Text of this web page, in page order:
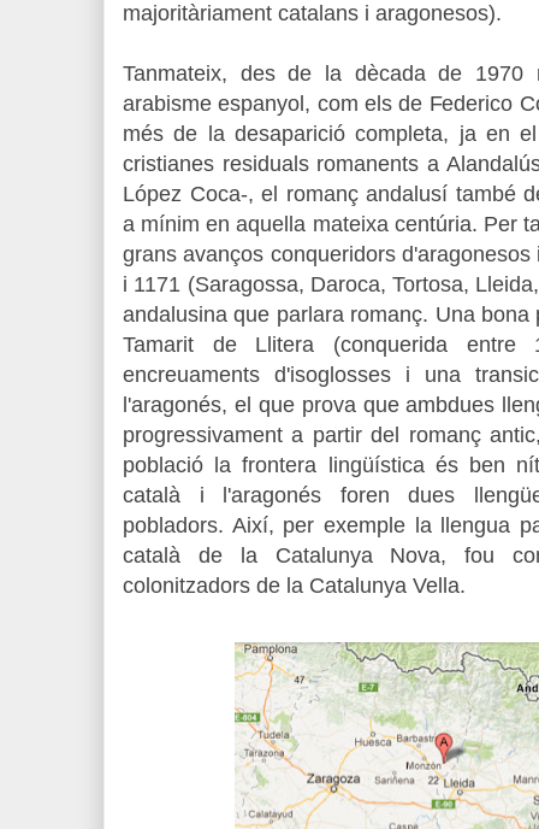
majoritàriament catalans i aragonesos).
Tanmateix, des de la dècada de 1970
arabisme espanyol, com els de Federico
més de la desaparició completa, ja en
cristianes residuals romanents a
López Coca-, el romanç andalusí també
a mínim en aquella mateixa centúria. Per
grans avanços conqueridors
i 1171 (Saragossa, Daroca, Tortosa,
andalusina que parlara romanç. Una
Tamarit de Llitera (conquerida
encreuaments d'isoglosses i una
l'aragonés, el que prova que ambdues
progressivament a partir del romanç
població la frontera lingüística és ben
català i l'aragonés foren dues
pobladors. Així, per exemple la llengua
català de la Catalunya Nova, fou
colonitzadors de la Catalunya Vella.